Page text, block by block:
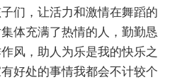
们，让活力和激情在舞蹈的
体充满了热情的人，勤勤恳
风，助人为乐是我的快乐之
好处的事情我都会不计较个